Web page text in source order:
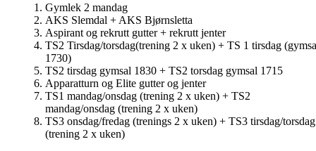
Gymlek 2 mandag
AKS Slemdal + AKS Bjørnsletta
Aspirant og rekrutt gutter + rekrutt jenter
TS2 Tirsdag/torsdag(trening 2 x uken) + TS 1 tirsdag
1730)
TS2 tirsdag gymsal 1830 + TS2 torsdag gymsal 1715
Apparatturn og Elite gutter og jenter
TS1 mandag/onsdag (trening 2 x uken) + TS2
mandag/onsdag (trening 2 x uken)
TS3 onsdag/fredag (trenings 2 x uken) + TS3 tirsdag/torsdag
(trening 2 x uken)